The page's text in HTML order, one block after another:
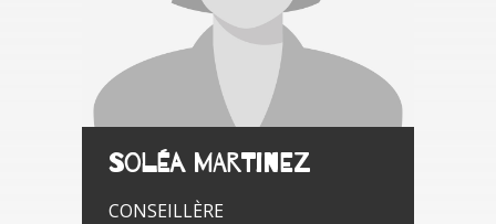
Soléa MARTINEZ
CONSEILLÈRE